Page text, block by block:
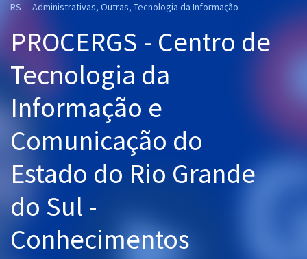
Cursos 20% OFF
Pós
Graduação
OAB
Questões grátis
RS - Administrativas, Outras, Tecnologia da Informação
PROCERGS - Centro de
Tecnologia da
Informação e
Comunicação do
Estado do Rio Grande
do Sul -
Conhecimentos